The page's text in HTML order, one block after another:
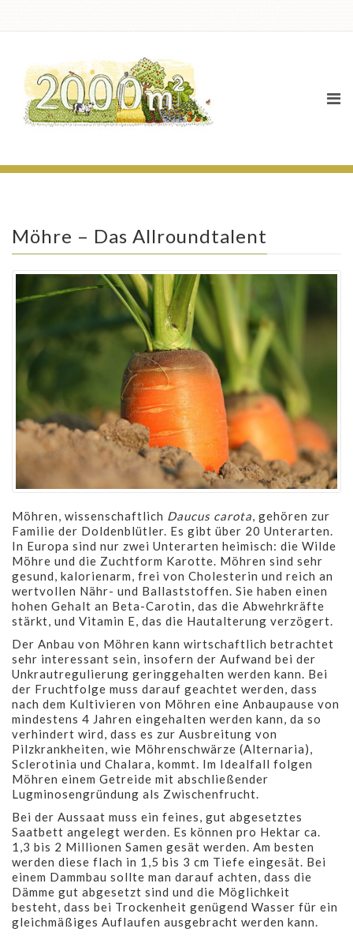
Möhre – Das Allroundtalent
Möhren, wissenschaftlich Daucus carota, gehören zur
Familie der Doldenblütler. Es gibt über 20 Unterarten.
In Europa sind nur zwei Unterarten heimisch: die Wilde
Möhre und die Zuchtform Karotte. Möhren sind sehr
gesund, kalorienarm, frei von Cholesterin und reich an
wertvollen Nähr- und Ballaststoffen. Sie haben einen
hohen Gehalt an Beta-Carotin, das die Abwehrkräfte
stärkt, und Vitamin E, das die Hautalterung verzögert.
Der Anbau von Möhren kann wirtschaftlich betrachtet
sehr interessant sein, insofern der Aufwand bei der
Unkrautregulierung geringgehalten werden kann. Bei
der Fruchtfolge muss darauf geachtet werden, dass
nach dem Kultivieren von Möhren eine Anbaupause von
mindestens 4 Jahren eingehalten werden kann, da so
verhindert wird, dass es zur Ausbreitung von
Pilzkrankheiten, wie Möhrenschwärze (Alternaria),
Sclerotinia und Chalara, kommt. Im Idealfall folgen
Möhren einem Getreide mit abschließender
Lugminosengründung als Zwischenfrucht.
Bei der Aussaat muss ein feines, gut abgesetztes
Saatbett angelegt werden. Es können pro Hektar ca.
1,3 bis 2 Millionen Samen gesät werden. Am besten
werden diese flach in 1,5 bis 3 cm Tiefe eingesät. Bei
einem Dammbau sollte man darauf achten, dass die
Dämme gut abgesetzt sind und die Möglichkeit
besteht, dass bei Trockenheit genügend Wasser für ein
gleichmäßiges Auflaufen ausgebracht werden kann.